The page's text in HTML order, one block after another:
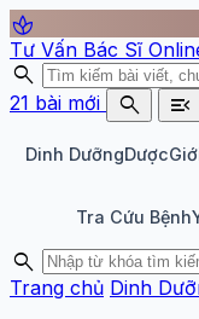
spa
Tư Vấn Bác Sĩ
search
21 bài mới search menu_open
Dinh DưỡngDược
Tra Cứu Bệnh
search
Trang chủ Dinh